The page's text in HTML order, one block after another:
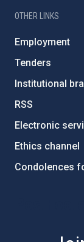
OTHER LINKS
Employment
Tenders
Institutional
RSS
Electronic
Ethics channel
Condolences